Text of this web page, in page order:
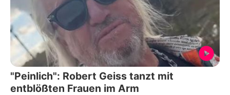
"Peinlich": Robert Geiss tanzt mit
entblößten Frauen im Arm